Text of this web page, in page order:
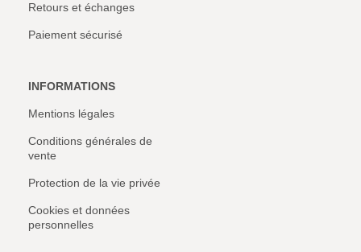
Retours et échanges
Paiement sécurisé
INFORMATIONS
Mentions légales
Conditions générales de
vente
Protection de la vie privée
Cookies et données
personnelles